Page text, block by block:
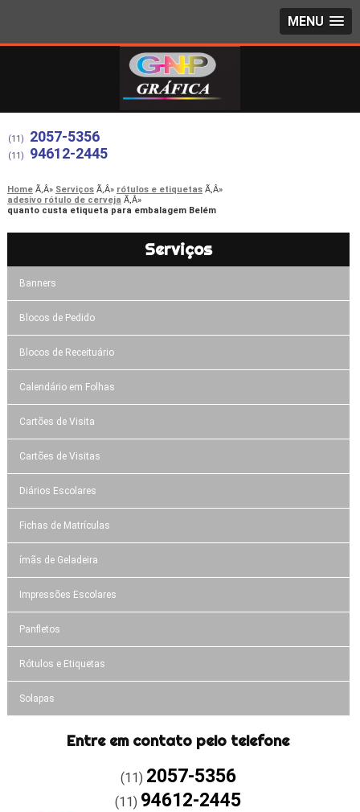
MENU
(11) 2057-5356
(11) 94612-2445
Home Serviços
rótulos e etiquetas
adesivo rótulo de cerveja
quanto custa etiqueta para embalagem Belém
Serviços
Banners
Blocos de Pedido
Blocos de Receituário
Calendário em Folhas
Cartões de Visita
Cartões de Visitas
Diários Escolares
Fichas de Matrículas
ímãs de Geladeira
Impressões Escolares
Panfletos
Rótulos e Etiquetas
Solapas
Entre em contato pelo telefone
(11) 2057-5356
(11) 94612-2445